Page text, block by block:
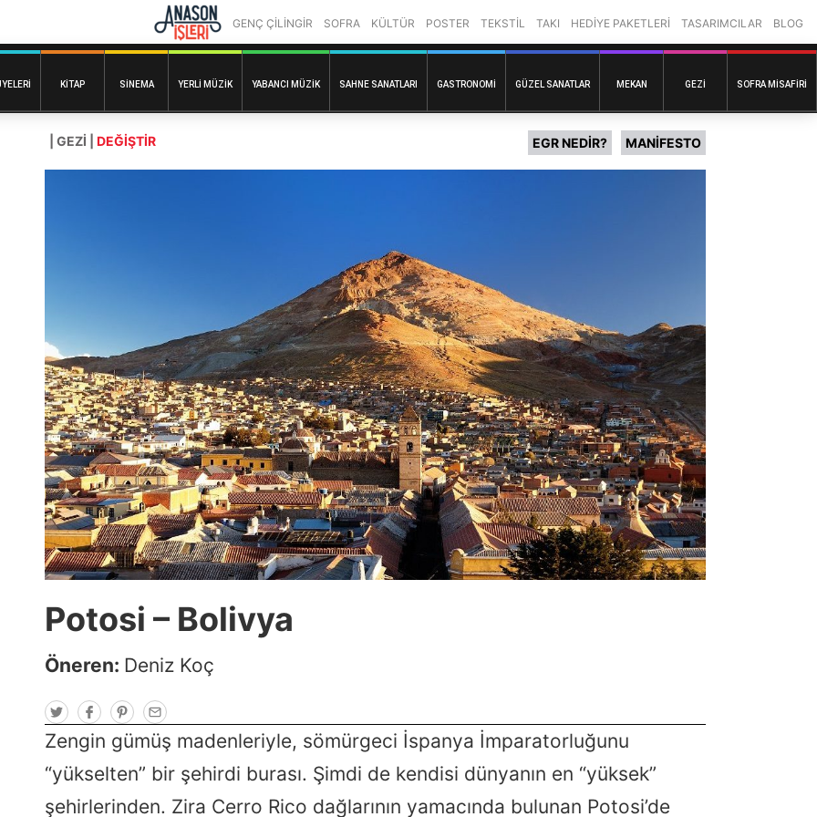
GENÇ ÇİLİNGİR SOFRA KÜLTÜR POSTER TEKSTİL TAKI HEDİYE PAKETLERİ TASARIMCILAR BLOG
KITAP SINEMA YERLI MÜZIK YABANCI MÜZIK SAHNE SANATLARI GASTRONOMI GÜZEL SANATLAR MEKAN GEZI SOFRA MISAFIRI
| GEZI | DEĞİŞTİR EGR NEDİR? MANİFESTO
Potosi – Bolivya
Öneren: Deniz Koç
T
w
i
t
e
F
a
c
e
o
k
P
i
n
t
r
s
t
E
m
a
i
Zengin gümüş madenleriyle, sömürgeci İspanya İmparatorluğunu
“yükselten” bir şehirdi burası. Şimdi de kendisi dünyanın en “yüksek”
şehirlerinden. Zira Cerro Rico dağlarının yamacında bulunan Potosi’de